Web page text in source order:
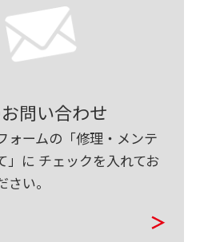
問い合わせ
ォームの「修理・メンテ
」に チェックを入れてお
い。